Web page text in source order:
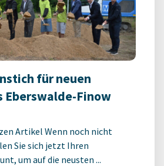
für neuen
Eberswalde-Finow
Artikel Wenn noch nicht
Sie sich jetzt Ihren
um auf die neusten ...